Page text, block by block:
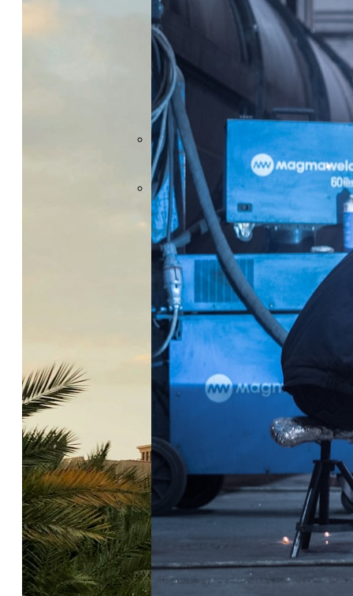
Насколько Близки Латынь И
Горизонтальный Гидравлический